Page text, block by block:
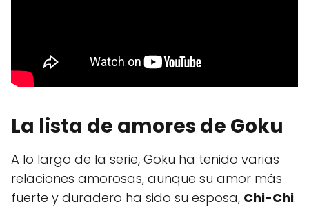
La lista de amores de Goku
A lo largo de la serie, Goku ha tenido varias
relaciones amorosas, aunque su amor más
fuerte y duradero ha sido su esposa, Chi-Chi.